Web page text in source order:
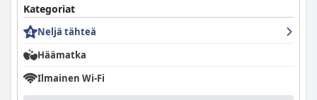
Kategoriat
Neljä tähteä
Häämatka
Ilmainen Wi-Fi